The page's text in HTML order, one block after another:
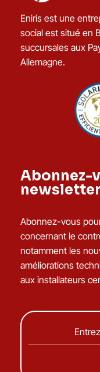
Eniris est une
social est situé en
succursales aux
Allemagne.
Abonnez-
newsletter
Abonnez-vous
concernant le
notamment les
améliorations
aux installateurs